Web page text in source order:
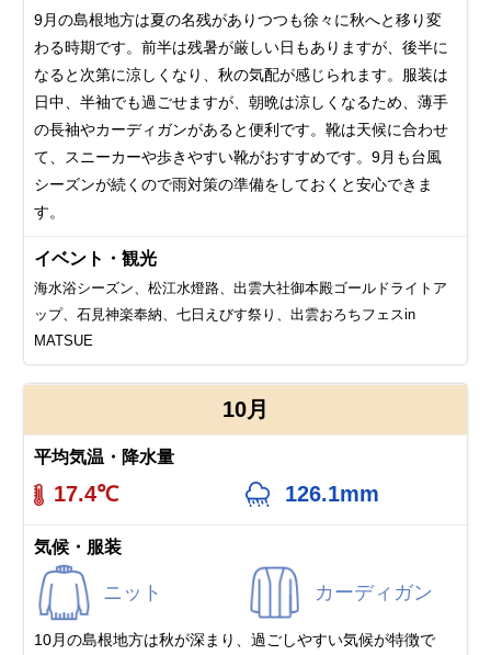
9月の島根地方は夏の名残がありつつも徐々に秋へと移り変
わる時期です。前半は残暑が厳しい日もありますが、後半に
なると次第に涼しくなり、秋の気配が感じられます。服装は
日中、半袖でも過ごせますが、朝晩は涼しくなるため、薄手
の長袖やカーディガンがあると便利です。靴は天候に合わせ
て、スニーカーや歩きやすい靴がおすすめです。 9月も台風
シーズンが続くので雨対策の準備をしておくと安心できま
す。
イベント・観光
海水浴シーズン、松江水燈路、出雲大社御本殿ゴールドライトア
ップ、石見神楽奉納、七日えびす祭り、出雲おろちフェスin
MATSUE
10月
平均気温・降水量
17.4℃ 126.1mm
気候・服装
ニット カーディガン
10月の島根地方は秋が深まり、過ごしやすい気候が特徴で